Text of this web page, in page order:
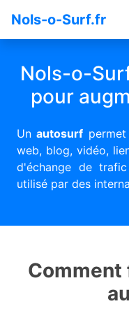
Nols-o-Surf.fr
Nols-o-
pour
Unautosurf
web, blog, vidéo,
d'échange de
utilisé par des
Comment